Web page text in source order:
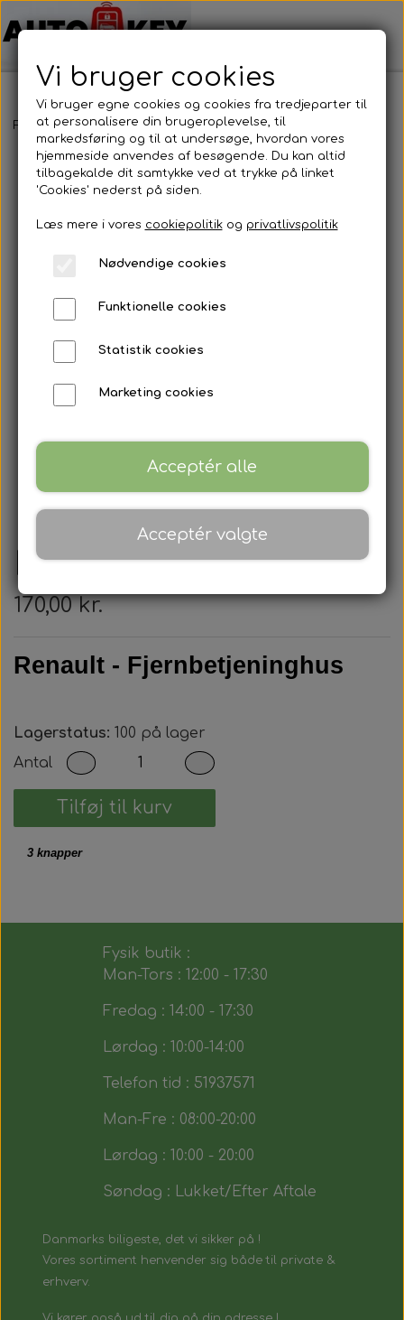
Forside Bilnøgler Renault Nøglehus Renault - Nøglehus
Renault - Nøglehus
170,00 kr.
Renault - Fjernbetjeninghus
Lagerstatus: 100 på lager
Antal
Tilføj til kurv
3 knapper
Fysik butik :
Man-Tors : 12:00 - 17:30
Fredag : 14:00 - 17:30
Lørdag : 10:00-14:00
Telefon tid : 51937571
Man-Fre : 08:00-20:00
Lørdag : 10:00 - 20:00
Søndag : Lukket/Efter Aftale
Danmarks biligeste, det vi sikker på !
Vores sortiment henvender sig både til private &
erhverv.
Vi bruger cookies
Vi bruger egne cookies og cookies fra tredjeparter til
at personalisere din brugeroplevelse, til
markedsføring og til at undersøge, hvordan vores
hjemmeside anvendes af besøgende. Du kan altid
tilbagekalde dit samtykke ved at trykke på linket
'Cookies' nederst på siden.
Læs mere i vores cookiepolitikog privatlivspolitik
Nødvendige cookies
Funktionelle cookies
Statistik cookies
Marketing cookies
Acceptér alle
Acceptér valgte